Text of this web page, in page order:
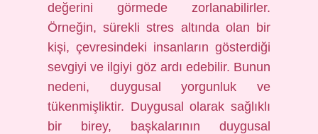
değerini görmede zorlanabilirler.
Örneğin, sürekli stres altında olan bir
kişi, çevresindeki insanların gösterdiği
sevgiyi ve ilgiyi göz ardı edebilir. Bunun
nedeni, duygusal yorgunluk ve
tükenmişliktir. Duygusal olarak sağlıklı
bir birey, başkalarının duygusal